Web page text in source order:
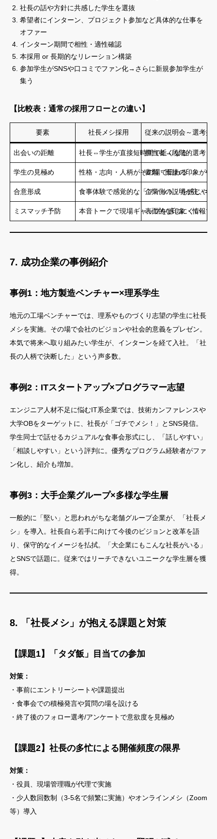
社長の話や方針に共感した学生を選抜
希望者にインターン、プロジェクト参加など具体的な仕事を
オファー
インターン期間で相性・適性確認
本採用 or 長期的なリレーション構築
参加学生がSNSや口コミでファン化→さらに新規参加学生が
集う
【比較表：通常の採用フローとの違い】
要素 社長メシ採用 従来の説明会～選考採
出会いの距離 社長⇔学生が直接短時間で近くなる
担当者→段階的選考→
学生の見極め 性格・志向・人柄がその場で伝わる
書類・面接の印象が中
合意形成 食事体験で感覚的な「フィット」を感じやす
企業側の説明が主、学
ミスマッチ予防 本音トークで現場ギャップを感じにくい
表面的な印象・情報で
7. 成功企業の事例紹介
事例1：地方製造ベンチャー×理系学生
地元の工場ベンチャーでは、理系やものづくり志望の学生に社長
メシを実施。その場で会社のビジョンや社会的意義をプレゼン。
本気で将来へ取り組みたい学生が、インターンを経て入社。「社
長の人柄で決断した」という声多数。
事例2：ITスタートアップ×プログラマー志望
エンジニア人材不足に悩むIT系企業では、技術カンファレンスや
大学OBをターゲットに、社長が「ゴチでメシ！」とSNS発信。
学生同士で話せるカジュアルな食事会形式にし、「話しやすい」
「相談しやすい」という評判に。優秀なプログラム経験者がファ
ン化し、紹介も増加。
事例3：大手企業グループ×多様な学生層
一般的に「堅い」と思われがちな老舗グループ企業が、「社長メ
シ」を導入。社長自ら若手に向けて今後のビジョンと改革を語
り、保守的なイメージを払拭。「大企業にもこんな社長がいる」
とSNSで話題に。従来ではリーチできないユニークな学生層を獲
得。
8. 「社長メシ」が抱える課題と対策
【課題1】「タダ飯」目当ての参加
対策：
・事前にエントリーシートや課題提出
・食事会での積極発言や質問の場を設ける
・終了後のフォロー選考/アンケートで意欲度を見極め
【課題2】社長の多忙による開催頻度の限界
対策：
・役員、現場管理職が代理で実施
・少人数回数制（3-5名で頻繁に実施）やオンラインメシ（Zoom
等）導入